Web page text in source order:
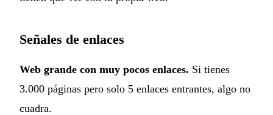
Señales de enlaces
Web grande con muy pocos enlaces. Si tienes
3.000 páginas pero solo 5 enlaces entrantes, algo no
cuadra.